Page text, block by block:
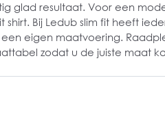
glad resultaat. Voor een
shirt. Bij Ledub slim fit heeft
eigen maatvoering.
zodat u de juiste maat